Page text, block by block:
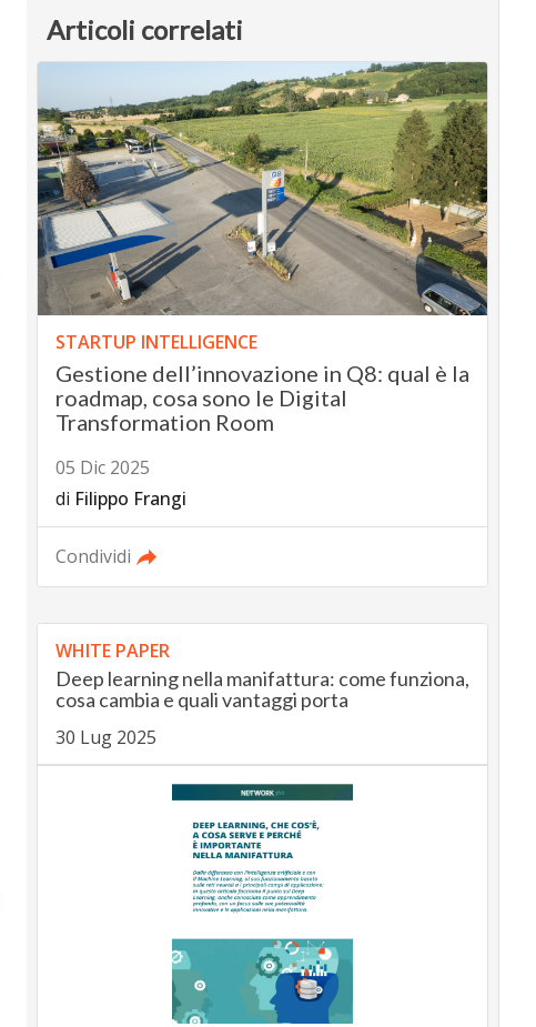
Articoli correlati
STARTUP INTELLIGENCE
Gestione dell’innovazione in Q8: qual è la
roadmap, cosa sono le Digital
Transformation Room
05 Dic 2025
di Filippo Frangi
Condividi
WHITE PAPER
Deep learning nella manifattura: come funziona,
cosa cambia e quali vantaggi porta
30 Lug 2025